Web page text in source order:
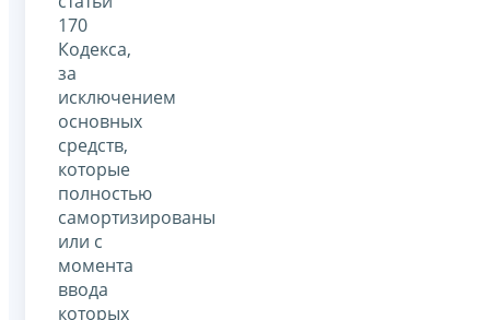
170
Кодекса,
за
исключением
основных
средств,
которые
полностью
самортизированы
или с
момента
ввода
которых